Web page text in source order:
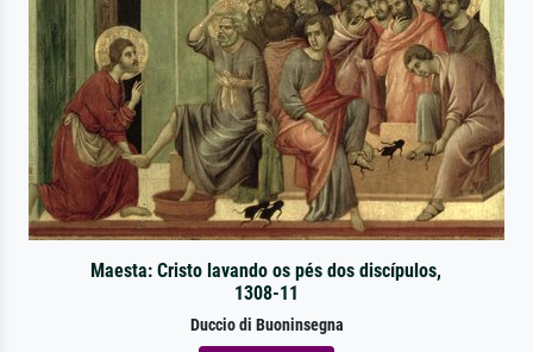
Maesta: Cristo lavando os pés dos discípulos,
1308-11
Duccio di Buoninsegna